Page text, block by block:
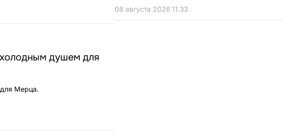
душем для
Мерца.
08 августа 2026 11:33